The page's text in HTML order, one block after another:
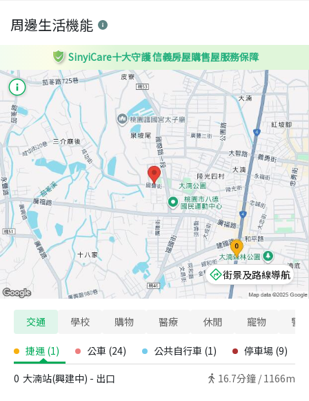
周邊生活機能
SinyiCare十大守護 信義房屋購售屋服務保障
街景及路線導航
交通 學校 購物 醫療 休閒 寵物 警
捷運 (1) 公車 (24) 公共自行車 (1) 停車場 (9)
0 大湳站(興建中) - 出口 16.7分鐘 / 1166m